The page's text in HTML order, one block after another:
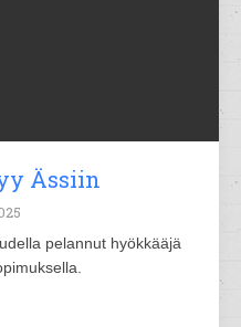
Ässiin
pelannut hyökkääjä